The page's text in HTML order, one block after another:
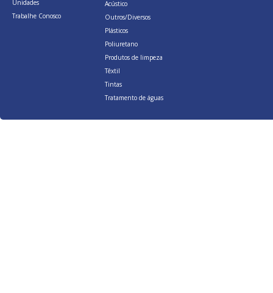
Unidades
Trabalhe Conosco
Acústico
Outros/Diversos
Plásticos
Poliuretano
Produtos de limpeza
Têxtil
Tintas
Tratamento de águas